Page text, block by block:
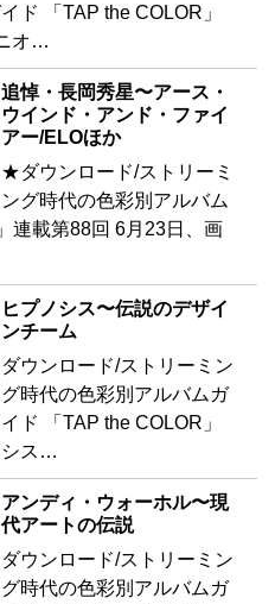
ド 「TAP the COLOR」
オ…
追悼・長岡秀星〜アース・
ウインド・アンド・ファイ
アー/ELOほか
★ダウンロード/ストリーミ
ング時代の色彩別アルバム
連載第88回 6月23日、画
ヒプノシス〜伝説のデザイ
ンチーム
ダウンロード/ストリーミン
グ時代の色彩別アルバムガ
イド 「TAP the COLOR」
シス…
アンディ・ウォーホル〜現
代アートの伝説
ダウンロード/ストリーミン
グ時代の色彩別アルバムガ